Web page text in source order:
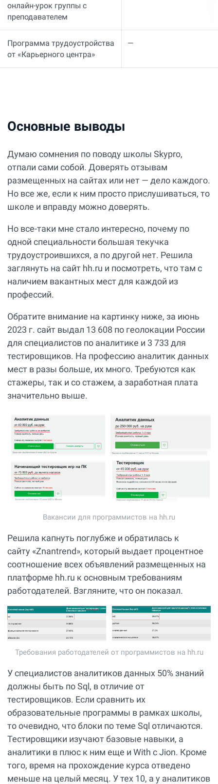
онлайн-урок группы с
преподавателем
Программа трудоустройства
от «Карьерного центра»
—
Основные выводы
Думаю сомнения по поводу школы Skypro,
отпали сами собой. Доверять отзывам
размещенных на сайтах или нет — дело каждого.
Но все же, если к ним просто прислушиваться, то
школе и вправду можно доверять.
Но все-таки мне стало интересно, почему по
одной специальности большая текучка
трудоустроившихся, а по другой нет. Решила
заглянуть на сайт hh.ru и посмотреть, что там с
наличием вакантных мест для каждой из
профессий.
Обратите внимание на картинку ниже, за июнь
2023 г. сайт выдал 13 608 по геолокации России
для специалистов по аналитике и 3 733 для
тестировщиков. На профессию аналитик данных
мест в разы больше, их много. Требуются как
стажеры, так и со стажем, а заработная плата
значительно выше.
Вакансии для программистов на hh.ru
Решила капнуть поглубже и обратилась к
сайту «Znantrend», который выдает процентное
соотношение всех объявлений размещенных на
платформе hh.ru к основным требованиям
работодателей. Взгляните, что он показал.
Требования работодателей от программистов на hh.ru
У специалистов аналитиков данных 50% знаний
должны быть по Sql, в отличие от
тестировщиков. Если сравнить их
образовательные программы в рамках школы,
то очевидно, что блоки по теме Sql отличаются.
Тестировщики изучают базовые навыки, а
аналитики в плюс к ним еще и With с Jion. Кроме
того, время на прохождение курса отведено
меньше на целый месяц. У тех 10, а у аналитиков